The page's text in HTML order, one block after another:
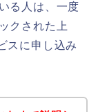
る人は、一度
クされた上
スに申し込み